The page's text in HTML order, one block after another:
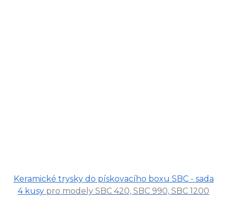
Keramické trysky do pískovacího boxu SBC - sada
4 kusy pro modely SBC 420, SBC 990, SBC 1200